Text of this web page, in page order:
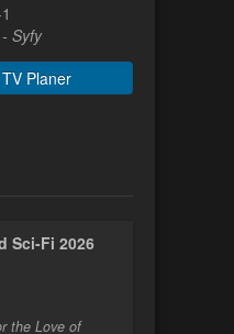
Syfy
Planer
Sci-Fi 2026
the Love of